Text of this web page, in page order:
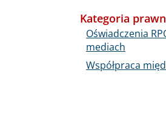
Kategoria
Oświadczenia
mediach
Współpraca